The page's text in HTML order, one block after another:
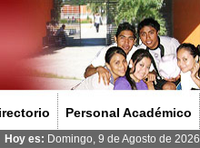
Personal Académico
Hoy es: Domingo, 9 de Agosto de 2026